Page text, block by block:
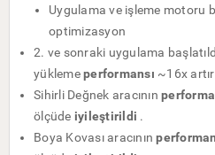
Uygulama ve işleme motoru
optimizasyon
2. ve sonraki uygulama
yüklemeperformansı ~16x
Sihirli Değnek aracının
ölçüde iyileştirildi .
Boya Kovası aracının